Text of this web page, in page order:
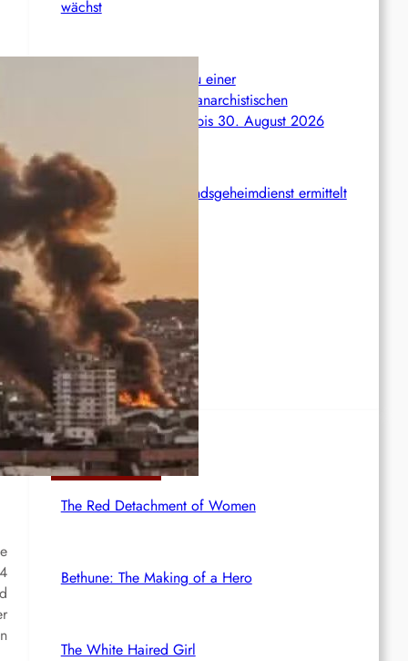
wächst
International: Aufruf zu einer
Solidaritätswoche mit anarchistischen
Gefangenen vom 23. bis 30. August 2026
Deutschland: Der Inlandsgeheimdienst ermittelt
gegen „Prosfygika“
Rote Post #96
Rote Post #95
Rotdenker
The Red Detachment of Women
Bethune: The Making of a Hero
The White Haired Girl